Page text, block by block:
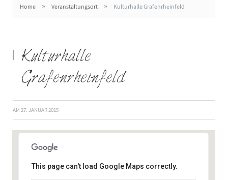
Home » Veranstaltungsort » Kulturhalle Grafenrheinfeld
Kulturhalle
Grafenrheinfeld
AM 27. JANUAR 2015
This page can't load Google Maps correctly.